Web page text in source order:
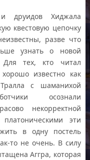
Хиджала
квестовую цепочку
разве что
узнать о новой
Для тех, кто читал
известно как
с шаманихой
осознали
некорректной
эти
в одну постель
то не очень. В силу
Аггра, которая